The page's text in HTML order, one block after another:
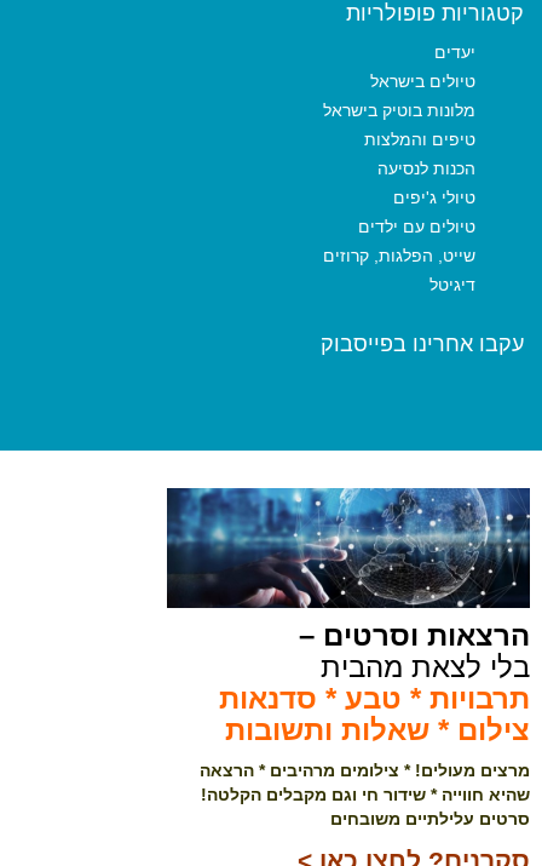
קטגוריות פופולריות
יעדים
טיולים בישראל
מלונות בוטיק בישראל
טיפים והמלצות
הכנות לנסיעה
טיולי ג'יפים
טיולים עם ילדים
שייט, הפלגות, קרוזים
דיגיטל
עקבו אחרינו בפייסבוק
הרצאות וסרטים –
בלי לצאת מהבית
תרבויות * טבע * סדנאות
צילום * שאלות ותשובות
מרצים מעולים! * צילומים מרהיבים * הרצאה
שהיא חווייה * שידור חי וגם מקבלים הקלטה!
סרטים עלילתיים משובחים